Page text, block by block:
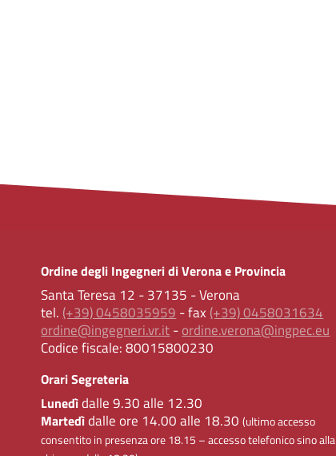
Ordine degli Ingegneri di Verona e Provincia
Santa Teresa 12 - 37135 - Verona
tel. (+39) 0458035959 - fax (+39) 0458031634
ordine@ingegneri.vr.it-ordine.verona@ingpec.eu
Codice fiscale:80015800230
Orari Segreteria
Lunedìdalle 9.30 alle 12.30
Martedìdalle ore 14.00 alle 18.30(ultimo accesso
consentito in presenza ore 18.15 – accesso telefonico sino alla